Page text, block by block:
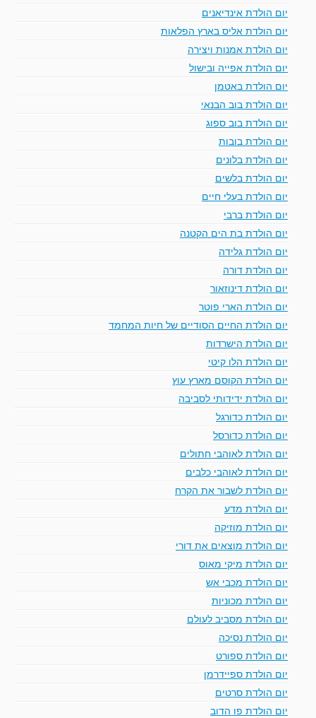
יום הולדת אינדיאנים
יום הולדת אליס בארץ הפלאות
יום הולדת אמנות ויצירה
יום הולדת אפייה ובישול
יום הולדת באטמן
יום הולדת בוב הבנאי
יום הולדת בוב ספוג
יום הולדת בובות
יום הולדת בלונים
יום הולדת בלשים
יום הולדת בעלי חיים
יום הולדת ברבי
יום הולדת בת הים הקטנה
יום הולדת גלידה
יום הולדת דורה
יום הולדת דינוזאור
יום הולדת הארי פוטר
יום הולדת החיים הסודיים של חיות המחמד
יום הולדת הישרדות
יום הולדת הלו קיטי
יום הולדת הקוסם מארץ עוץ
יום הולדת ידידותי לסביבה
יום הולדת כדורגל
יום הולדת כדורסל
יום הולדת לאוהבי חתולים
יום הולדת לאוהבי כלבים
יום הולדת לשבור את הקרח
יום הולדת מדע
יום הולדת מוזיקה
יום הולדת מוצאים את דורי
יום הולדת מיקי מאוס
יום הולדת מכבי אש
יום הולדת מכוניות
יום הולדת מסביב לעולם
יום הולדת נסיכה
יום הולדת ספורט
יום הולדת ספיידרמן
יום הולדת סרטים
יום הולדת פו הדוב